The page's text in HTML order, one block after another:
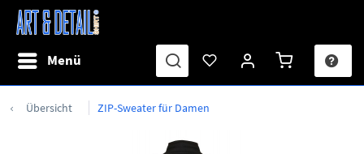
Menü
Übersicht ZIP-Sweater für Damen